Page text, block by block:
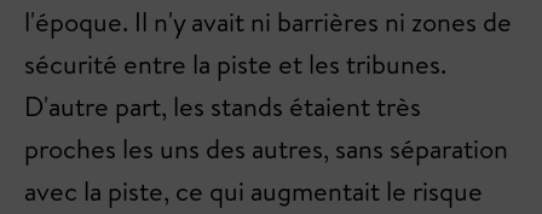
l'époque. Il n'y avait ni barrières ni zones de
sécurité entre la piste et les tribunes.
D'autre part, les stands étaient très
proches les uns des autres, sans séparation
avec la piste, ce qui augmentait le risque